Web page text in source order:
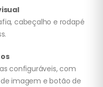
cabeçalho e rodapé
configuráveis, com
imagem e botão de